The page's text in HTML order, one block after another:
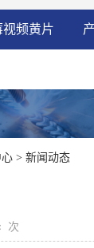
视频黄片
> 新闻动态
次